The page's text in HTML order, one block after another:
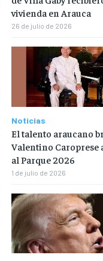
vivienda en Arauca
26 de julio de 2026
Noticias
El talento araucano
Valentino Caroprese
al Parque 2026
1 de julio de 2026